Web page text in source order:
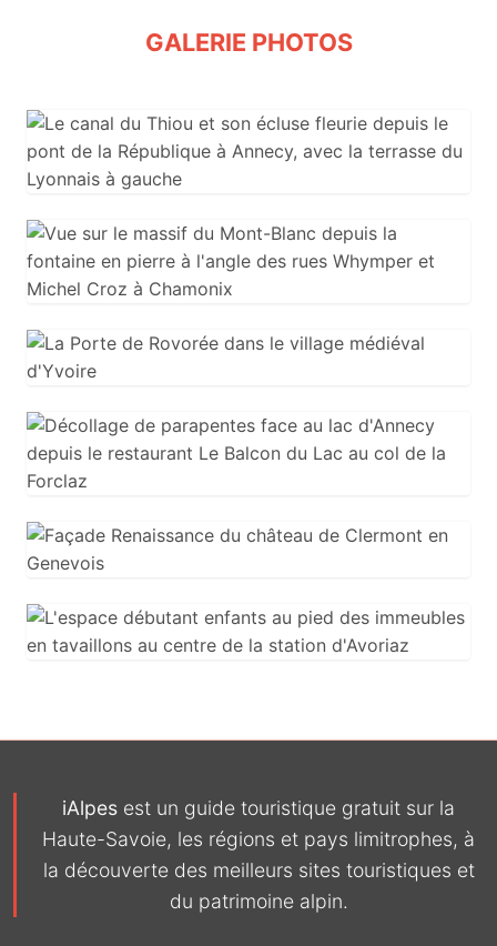
GALERIE PHOTOS
iAlpes est un guide touristique gratuit sur la
Haute-Savoie, les régions et pays limitrophes, à
la découverte des meilleurs sites touristiques et
du patrimoine alpin.